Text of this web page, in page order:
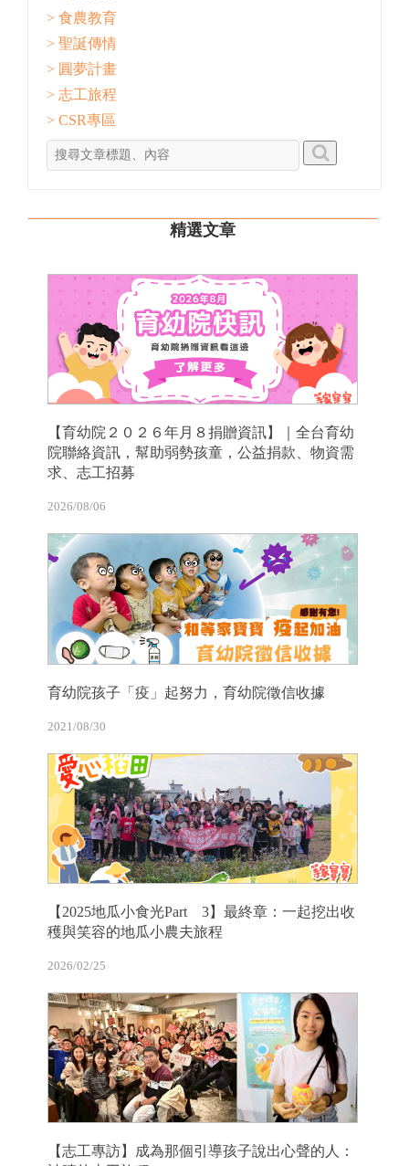
> 食農教育
> 聖誕傳情
> 圓夢計畫
> 志工旅程
> CSR專區
精選文章
【育幼院２０２６年月８捐贈資訊】｜全台育幼
院聯絡資訊，幫助弱勢孩童，公益捐款、物資需
求、志工招募
2026/08/06
育幼院孩子「疫」起努力，育幼院徵信收據
2021/08/30
【2025地瓜小食光Part 3】最終章：一起挖出收
穫與笑容的地瓜小農夫旅程
2026/02/25
【志工專訪】成為那個引導孩子說出心聲的人：